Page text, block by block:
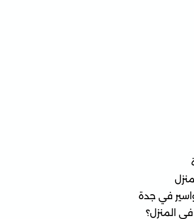
في جدة
المنزل؟